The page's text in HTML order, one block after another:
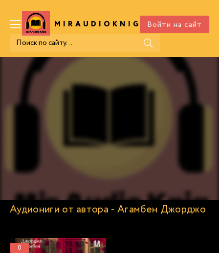
MIRAUDIOKNIG .COM
Войти на сайт
Аудиониги от автора - Агамбен Джорджо
0